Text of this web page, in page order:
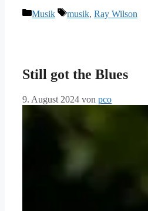
Kategorien
Musik Schlagwörter
musik, Ray Wilson
Still got the Blues
9. August 2024 von pco